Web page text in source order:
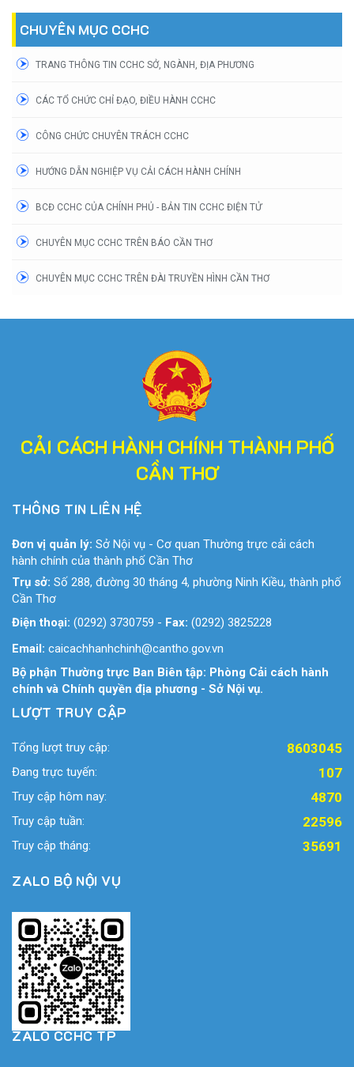
CHUYÊN MỤC CCHC
TRANG THÔNG TIN CCHC SỞ, NGÀNH, ĐỊA PHƯƠNG
CÁC TỔ CHỨC CHỈ ĐẠO, ĐIỀU HÀNH CCHC
CÔNG CHỨC CHUYÊN TRÁCH CCHC
HƯỚNG DẪN NGHIỆP VỤ CẢI CÁCH HÀNH CHÍNH
BCĐ CCHC CỦA CHÍNH PHỦ - BẢN TIN CCHC ĐIỆN TỬ
CHUYÊN MỤC CCHC TRÊN BÁO CẦN THƠ
CHUYÊN MỤC CCHC TRÊN ĐÀI TRUYỀN HÌNH CẦN THƠ
CẢI CÁCH HÀNH CHÍNH THÀNH PHỐ
CẦN THƠ
THÔNG TIN LIÊN HỆ
Đơn vị quản lý: Sở Nội vụ - Cơ quan Thường trực cải cách
hành chính của thành phố Cần Thơ
Trụ sở: Số 288, đường 30 tháng 4, phường Ninh Kiều, thành phố
Cần Thơ
Điện thoại: (0292) 3730759 - Fax: (0292) 3825228
Email: caicachhanhchinh@cantho.gov.vn
Bộ phận Thường trực Ban Biên tập: Phòng Cải cách hành
chính và Chính quyền địa phương - Sở Nội vụ.
LƯỢT TRUY CẬP
Tổng lượt truy cập: 8603045
Đang trực tuyến: 107
Truy cập hôm nay: 4870
Truy cập tuần: 22596
Truy cập tháng: 35691
ZALO BỘ NỘI VỤ
ZALO CCHC TP